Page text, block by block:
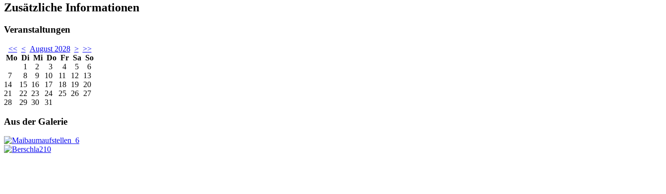
Zusätzliche Informationen
Veranstaltungen
<< < August 2028 > >>
Mo Di Mi Do Fr Sa So
1
2 3 4 5
6
7
8 9 10 11 12
13
14
15 16 17 18 19 20
21
22 23 24 25 26 27
28
29 30 31
Aus der Galerie